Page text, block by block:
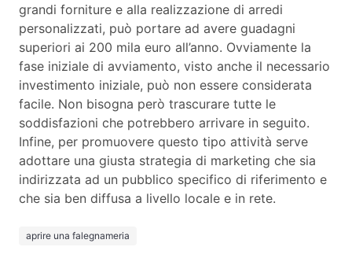
grandi forniture e alla realizzazione di arredi
personalizzati, può portare ad avere guadagni
superiori ai 200 mila euro all’anno. Ovviamente la
fase iniziale di avviamento, visto anche il necessario
investimento iniziale, può non essere considerata
facile. Non bisogna però trascurare tutte le
soddisfazioni che potrebbero arrivare in seguito.
Infine, per promuovere questo tipo attività serve
adottare una giusta strategia di marketing che sia
indirizzata ad un pubblico specifico di riferimento e
che sia ben diffusa a livello locale e in rete.
aprire una falegnameria